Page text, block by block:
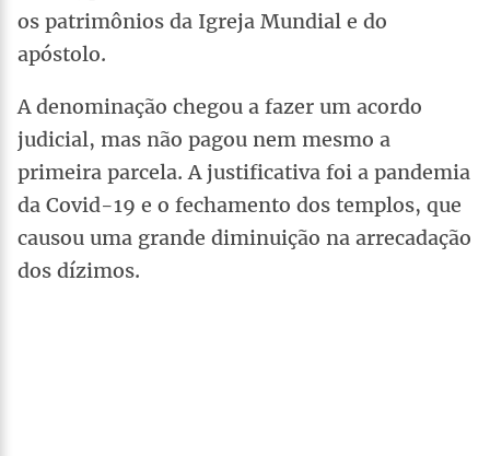
os patrimônios da Igreja Mundial e do
apóstolo.
A denominação chegou a fazer um acordo
judicial, mas não pagou nem mesmo a
primeira parcela. A justificativa foi a pandemia
da Covid-19 e o fechamento dos templos, que
causou uma grande diminuição na arrecadação
dos dízimos.